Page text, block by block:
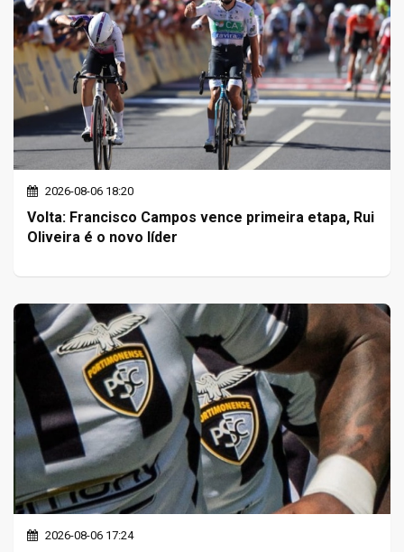
2026-08-06 18:20
Volta: Francisco Campos vence primeira etapa, Rui
Oliveira é o novo líder
2026-08-06 17:24